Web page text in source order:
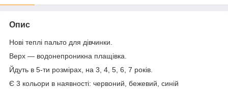
Опис
Нові теплі пальто для дівчинки.
Верх ― водонепроникна плащівка.
Йдуть в 5-ти розмірах, на 3, 4, 5, 6, 7 років.
Є 3 кольори в наявності: червоний, бежевий, синій